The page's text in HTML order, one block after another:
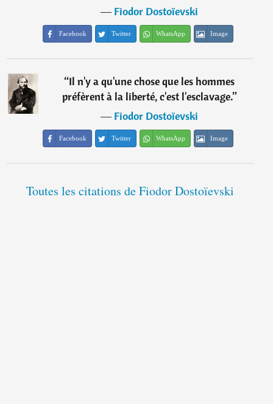
―Fiodor Dostoïevski
Facebook Twitter WhatsApp Image
“Il n'y a qu'une chose que les hommes
préfèrent à la liberté, c'est l'esclavage.”
―Fiodor Dostoïevski
Facebook Twitter WhatsApp Image
Toutes les citations de Fiodor Dostoïevski